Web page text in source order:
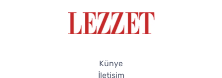
Künye
İletişim